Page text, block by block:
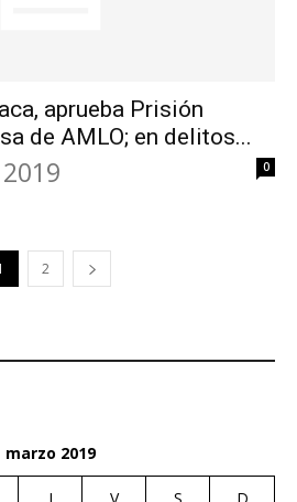
aprueba Prisión
de AMLO; en delitos...
0
2
marzo 2019